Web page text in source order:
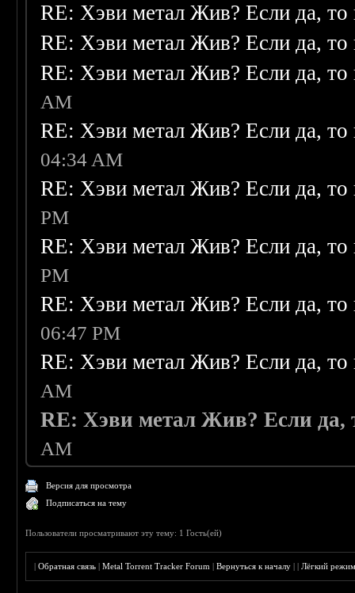
RE: Хэви метал Жив? Если да, то
RE: Хэви метал Жив? Если да, то
RE: Хэви метал Жив? Если да, то
AM
RE: Хэви метал Жив? Если да, то
04:34 AM
RE: Хэви метал Жив? Если да, то
PM
RE: Хэви метал Жив? Если да, то
PM
RE: Хэви метал Жив? Если да, то
06:47 PM
RE: Хэви метал Жив? Если да, то
AM
RE: Хэви метал Жив? Если да,
AM
Версия для просмотра
Подписаться на тему
Пользователи просматривают эту тему: 1 Гость(ей)
|Обратная связь |Metal Torrent Tracker Forum |Вернуться к началу ||Лёгкий